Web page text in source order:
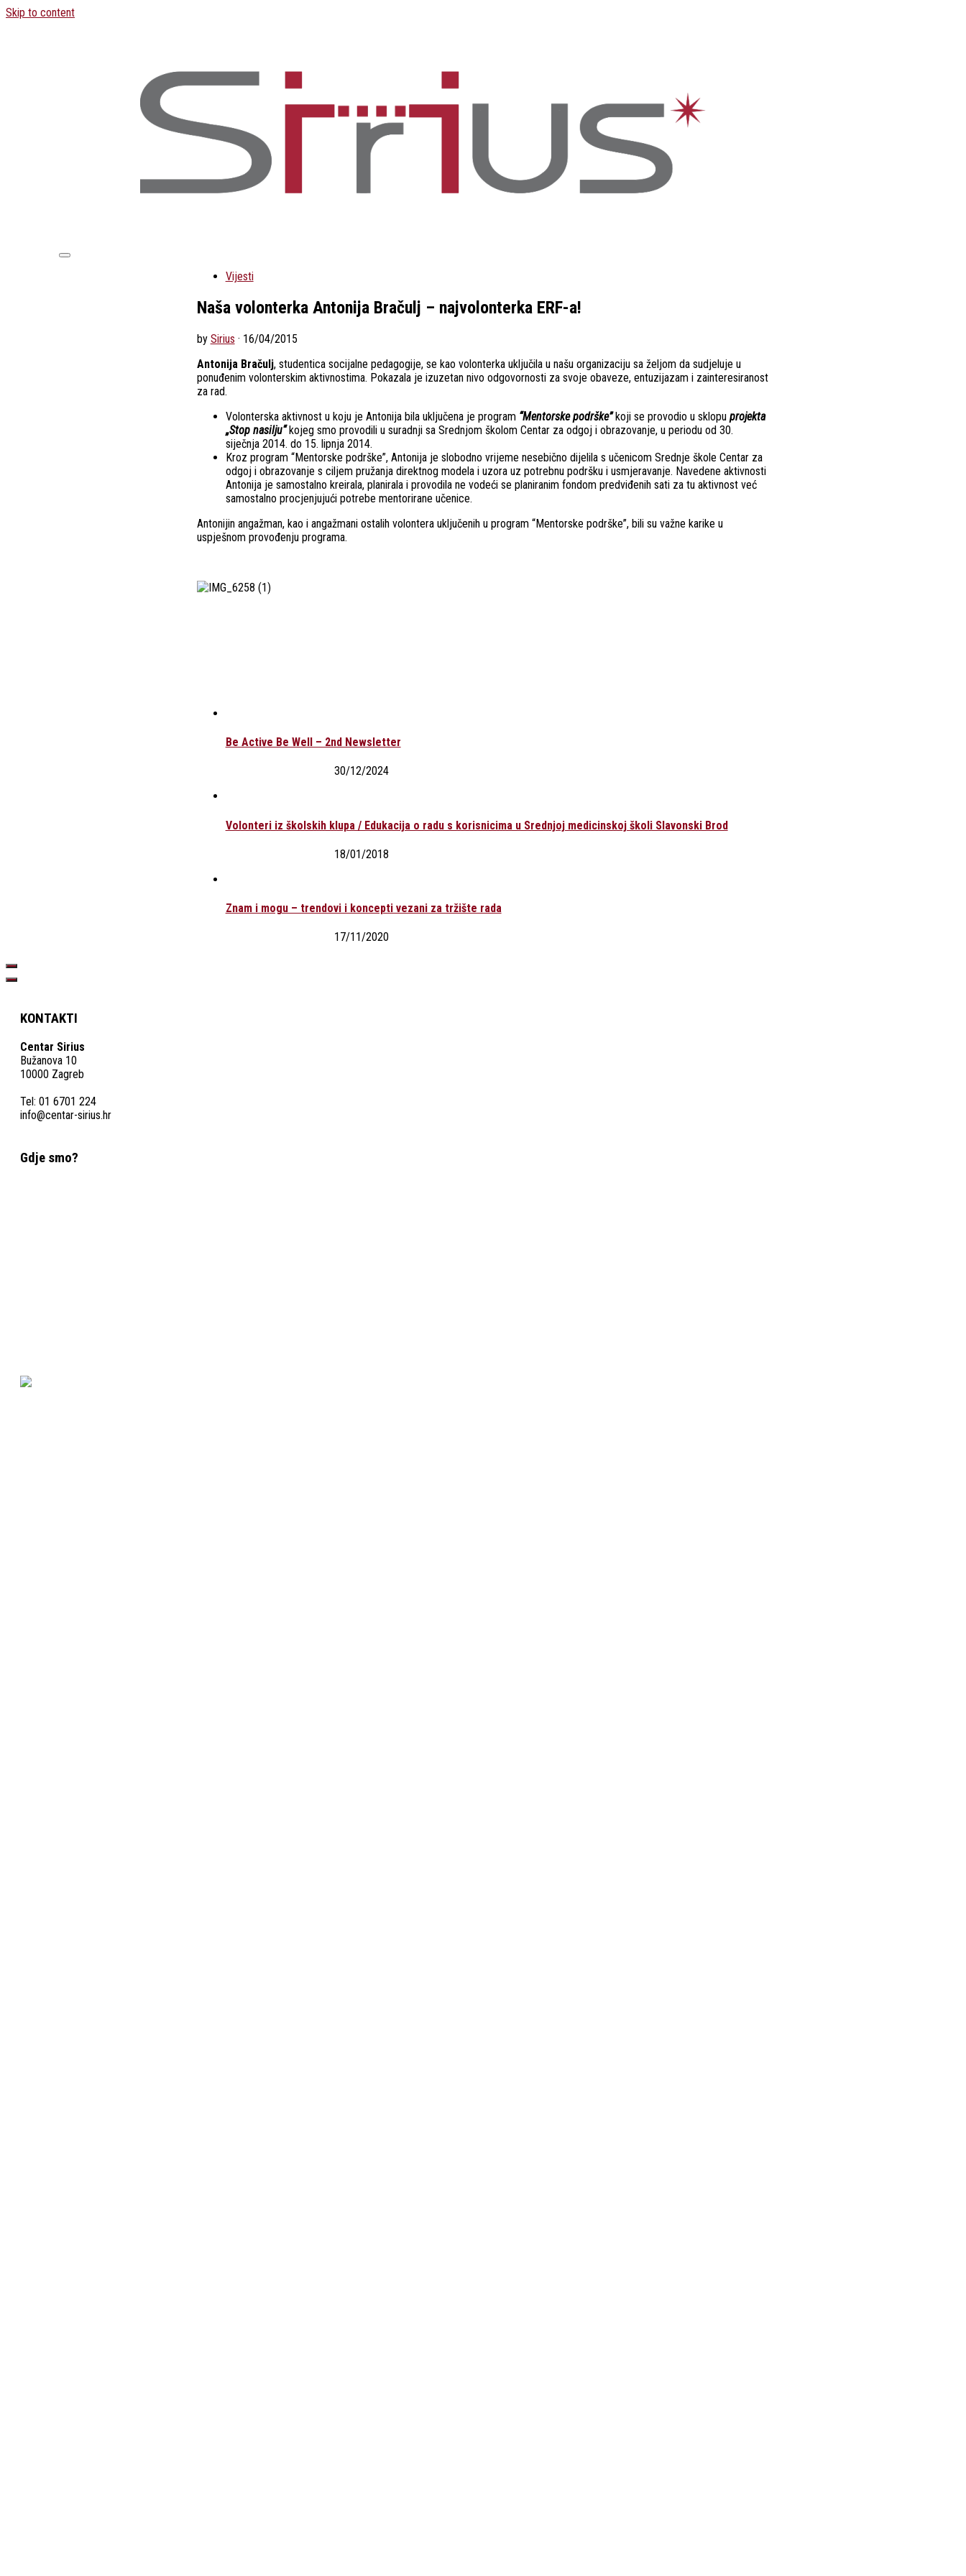
Skip to content
Vijesti
Naša volonterka Antonija Bračulj – najvolonterka ERF-a!
by Sirius · 16/04/2015
Antonija Bračulj, studentica socijalne pedagogije, se kao volonterka uključila u našu organizaciju sa željom da sudjeluje u
ponuđenim volonterskim aktivnostima. Pokazala je izuzetan nivo odgovornosti za svoje obaveze, entuzijazam i zainteresiranost
za rad.
Volonterska aktivnost u koju je Antonija bila uključena je program “Mentorske podrške”koji se provodio u sklopu projekta
„Stop nasilju“kojeg smo provodili u suradnji sa Srednjom školom Centar za odgoj i obrazovanje, u periodu od 30.
siječnja 2014. do 15. lipnja 2014.
Kroz program “Mentorske podrške”, Antonija je slobodno vrijeme nesebično dijelila s učenicom Srednje škole Centar za
odgoj i obrazovanje s ciljem pružanja direktnog modela i uzora uz potrebnu podršku i usmjeravanje. Navedene aktivnosti
Antonija je samostalno kreirala, planirala i provodila ne vodeći se planiranim fondom predviđenih sati za tu aktivnost već
samostalno procjenjujući potrebe mentorirane učenice.
Antonijin angažman, kao i angažmani ostalih volontera uključenih u program “Mentorske podrške”, bili su važne karike u
uspješnom provođenju programa.
Be Active Be Well – 2nd Newsletter
30/12/2024
Volonteri iz školskih klupa / Edukacija o radu s korisnicima u Srednjoj medicinskoj školi Slavonski Brod
18/01/2018
Znam i mogu – trendovi i koncepti vezani za tržište rada
17/11/2020
KONTAKTI
Centar Sirius
Bužanova 10
10000 Zagreb
Tel: 01 6701 224
info@centar-sirius.hr
Gdje smo?